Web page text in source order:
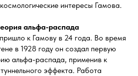
интересы Гамова.
альфа-распада
к Гамову в 24 года. Во время
в 1928 году он создал первую
альфа-распада, применив к
эффекта. Работа